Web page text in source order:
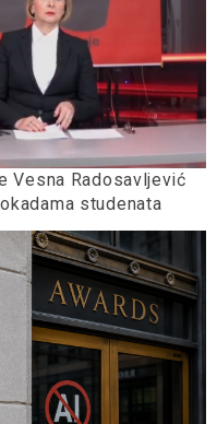
Vesna Radosavljević
studenata